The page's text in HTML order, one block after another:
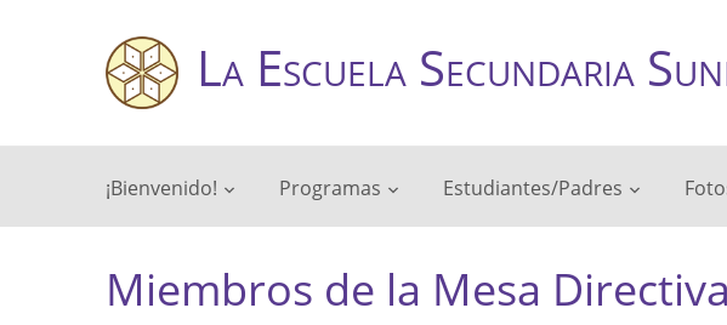
La Escuela Secundaria
¡Bienvenido! Programas Estudiantes/Padres
Miembros de la Mesa Directiva